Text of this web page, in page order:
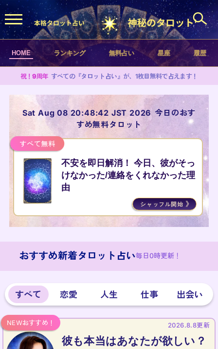
HOME ランキング 無料占い 星座 履歴
祝！9周年 すべての『タロット占い』が、1枚目無料で占えます！
Sat Aug 08 20:48:42 JST 2026 今日のおす
すめ無料タロット
不安を即日解消！ 今日、彼がそっ
けなかった/連絡をくれなかった理
由
シャッフル開始
すべて無料
おすすめ新着タロット占い毎日0時更新！
すべて 恋愛 人生 仕事 出会い
2026.8.8更新
彼も本当はあなたが欲しい？